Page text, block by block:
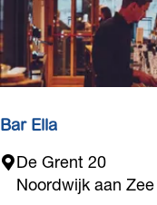
d
h
u
i
d
Z
Bar Ella
B De Grent 20
Noordwijk aan Zee